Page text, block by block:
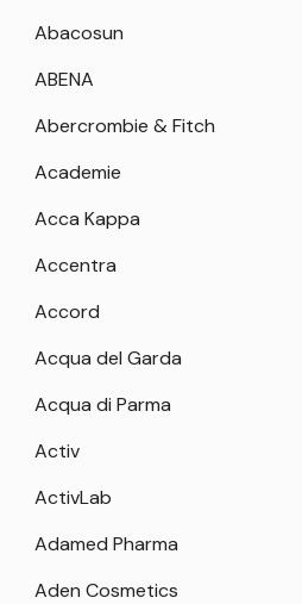
Abacosun
ABENA
Abercrombie & Fitch
Academie
Acca Kappa
Accentra
Accord
Acqua del Garda
Acqua di Parma
Activ
ActivLab
Adamed Pharma
Aden Cosmetics